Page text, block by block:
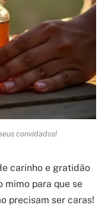
convidados!
carinho e gratidão
mimo para que se
precisam ser caras!